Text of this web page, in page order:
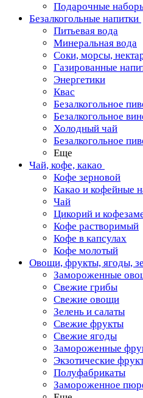
Подарочные
Безалкогольные напитки
Питьевая вода
Минеральная вода
Соки, морсы,
Газированные
Энергетики
Квас
Безалкогольное
Безалкогольное
Холодный чай
Безалкогольное
Еще
Чай, кофе, какао
Кофе зерновой
Какао и кофейные
Чай
Цикорий и
Кофе растворимый
Кофе в капсулах
Кофе молотый
Овощи, фрукты, ягоды,
Замороженные
Свежие грибы
Свежие овощи
Зелень и салаты
Свежие фрукты
Свежие ягоды
Замороженные
Экзотические
Полуфабрикаты
Замороженное